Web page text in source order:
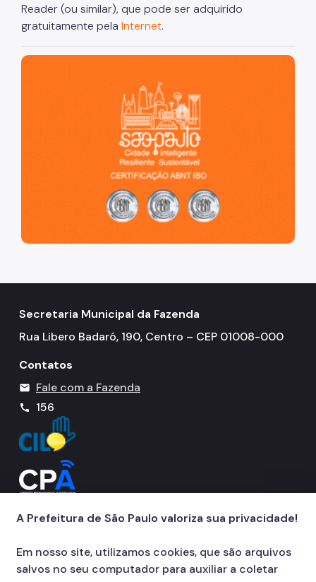
Reader (ou similar), que pode ser adquirido
gratuitamente pela Internet.
São Paulo, cidade inteligente, resiliente e sustentável
Secretaria Municipal da Fazenda
Rua Libero Badaró, 190, Centro – CEP 01008-000
Contatos
mail Fale com a Fazenda
call 156
A Prefeitura de São Paulo valoriza sua privacidade!
Em nosso site, utilizamos cookies, que são arquivos
salvos no seu computador para auxiliar a coletar